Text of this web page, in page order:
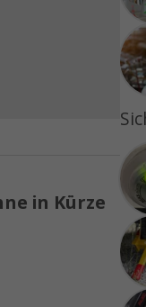
in Kürze